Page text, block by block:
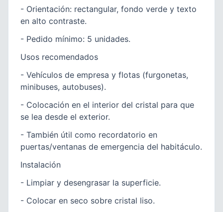
- Orientación: rectangular, fondo verde y texto
en alto contraste.
- Pedido mínimo: 5 unidades.
Usos recomendados
- Vehículos de empresa y flotas (furgonetas,
minibuses, autobuses).
- Colocación en el interior del cristal para que
se lea desde el exterior.
- También útil como recordatorio en
puertas/ventanas de emergencia del habitáculo.
Instalación
- Limpiar y desengrasar la superficie.
- Colocar en seco sobre cristal liso.